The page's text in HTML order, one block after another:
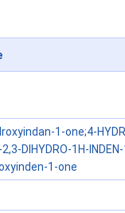
1-one;4-
DIHYDRO-1H-
1-one